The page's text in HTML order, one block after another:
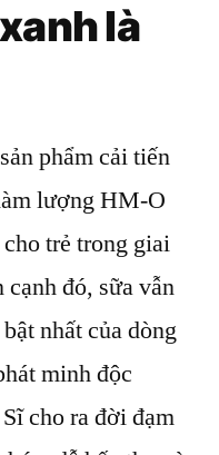
là
phẩm cải tiến
lượng HM-O
trẻ trong giai
đó, sữa vẫn
nhất của dòng
minh độc
cho ra đời đạm